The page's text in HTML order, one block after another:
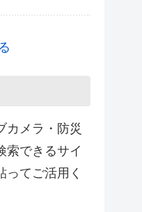
カメラ・防災
索できるサイ
ってご活用く